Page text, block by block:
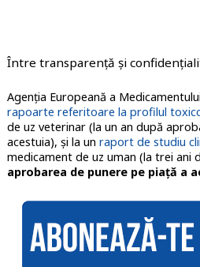
Între transparență și
Agenția Europeană a
rapoarte referitoare la profilul
de uz veterinar (la un an după
acestuia), și la un raport de studiu
medicament de uz uman (la trei ani
aprobarea de punere pe piață a